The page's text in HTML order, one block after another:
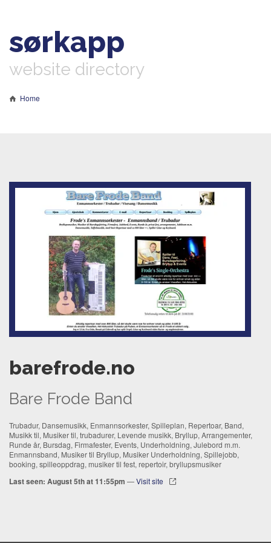
sørkapp
website directory
Home
barefrode.no
Bare Frode Band
Trubadur, Dansemusikk, Enmannsorkester, Spilleplan, Repertoar, Band,
Musikk til, Musiker til, trubadurer, Levende musikk, Bryllup, Arrangementer,
Runde år, Bursdag, Firmafester, Events, Underholdning, Julebord m.m.
Enmannsband, Musiker til Bryllup, Musiker Underholdning, Spillejobb,
booking, spilleoppdrag, musiker til fest, repertoir, bryllupsmusiker
Last seen: August 5th at 11:55pm —Visit site